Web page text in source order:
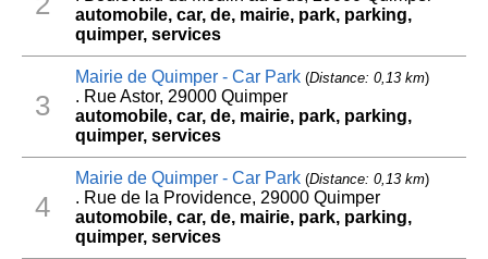
automobile, car, de, mairie, park, parking,
quimper, services
3
Mairie de Quimper - Car Park(Distance: 0,13 km)
. Rue Astor, 29000 Quimper
automobile, car, de, mairie, park, parking,
quimper, services
4
Mairie de Quimper - Car Park(Distance: 0,13 km)
. Rue de la Providence, 29000 Quimper
automobile, car, de, mairie, park, parking,
quimper, services